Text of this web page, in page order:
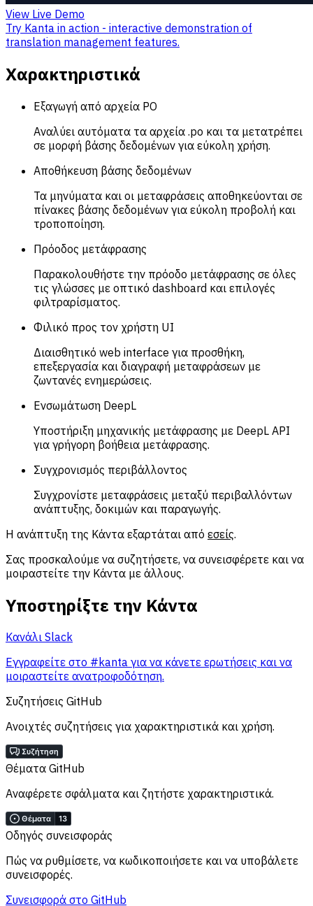
View Live Demo
Try Kanta in action - interactive demonstration of
translation management features.
Χαρακτηριστικά
Εξαγωγή από αρχεία PO
Αναλύει αυτόματα τα αρχεία .po και τα μετατρέπει
σε μορφή βάσης δεδομένων για εύκολη χρήση.
Αποθήκευση βάσης δεδομένων
Τα μηνύματα και οι μεταφράσεις αποθηκεύονται σε
πίνακες βάσης δεδομένων για εύκολη προβολή και
τροποποίηση.
Πρόοδος μετάφρασης
Παρακολουθήστε την πρόοδο μετάφρασης σε όλες
τις γλώσσες με οπτικό dashboard και επιλογές
φιλτραρίσματος.
Φιλικό προς τον χρήστη UI
Διαισθητικό web interface για προσθήκη,
επεξεργασία και διαγραφή μεταφράσεων με
ζωντανές ενημερώσεις.
Ενσωμάτωση DeepL
Υποστήριξη μηχανικής μετάφρασης με DeepL API
για γρήγορη βοήθεια μετάφρασης.
Συγχρονισμός περιβάλλοντος
Συγχρονίστε μεταφράσεις μεταξύ περιβαλλόντων
ανάπτυξης, δοκιμών και παραγωγής.
Η ανάπτυξη της Κάντα εξαρτάται από εσείς.
Σας προσκαλούμε να συζητήσετε, να συνεισφέρετε και να
μοιραστείτε την Κάντα με άλλους.
Υποστηρίξτε την Κάντα
Κανάλι Slack
Εγγραφείτε στο #kanta για να κάνετε ερωτήσεις και να
μοιραστείτε ανατροφοδότηση.
Συζητήσεις GitHub
Ανοιχτές συζητήσεις για χαρακτηριστικά και χρήση.
Θέματα GitHub
Αναφέρετε σφάλματα και ζητήστε χαρακτηριστικά.
Οδηγός συνεισφοράς
Πώς να ρυθμίσετε, να κωδικοποιήσετε και να υποβάλετε
συνεισφορές.
Συνεισφορά στο GitHub